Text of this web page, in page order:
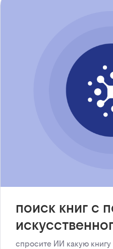
поиск книг с
спросите ИИ какую книгу